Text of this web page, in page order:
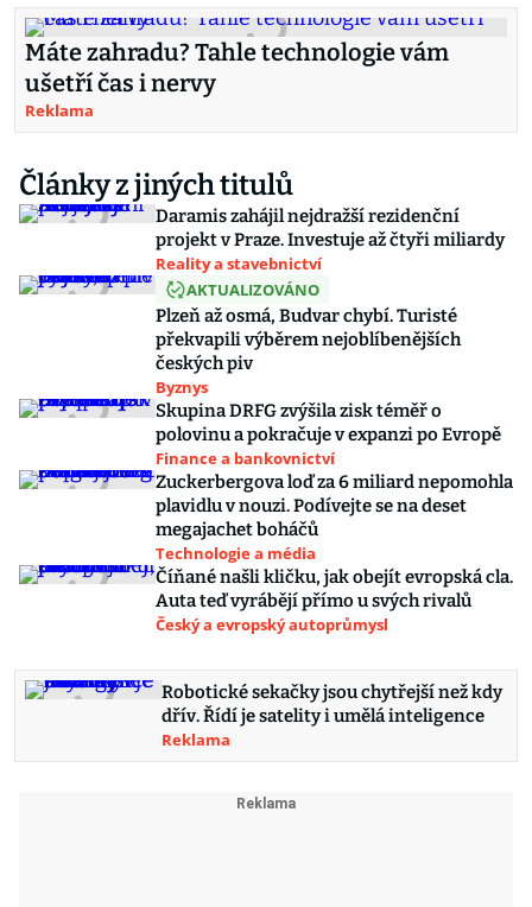
Máte zahradu? Tahle technologie vám
ušetří čas i nervy
Reklama
Články z jiných titulů
Daramis zahájil nejdražší rezidenční
projekt v Praze. Investuje až čtyři miliardy
Reality a stavebnictví
AKTUALIZOVÁNO
Plzeň až osmá, Budvar chybí. Turisté
překvapili výběrem nejoblíbenějších
českých piv
Byznys
Skupina DRFG zvýšila zisk téměř o
polovinu a pokračuje v expanzi po Evropě
Finance a bankovnictví
Zuckerbergova loď za 6 miliard nepomohla
plavidlu v nouzi. Podívejte se na deset
megajachet boháčů
Technologie a média
Číňané našli kličku, jak obejít evropská cla.
Auta teď vyrábějí přímo u svých rivalů
Český a evropský autoprůmysl
Robotické sekačky jsou chytřejší než kdy
dřív. Řídí je satelity i umělá inteligence
Reklama